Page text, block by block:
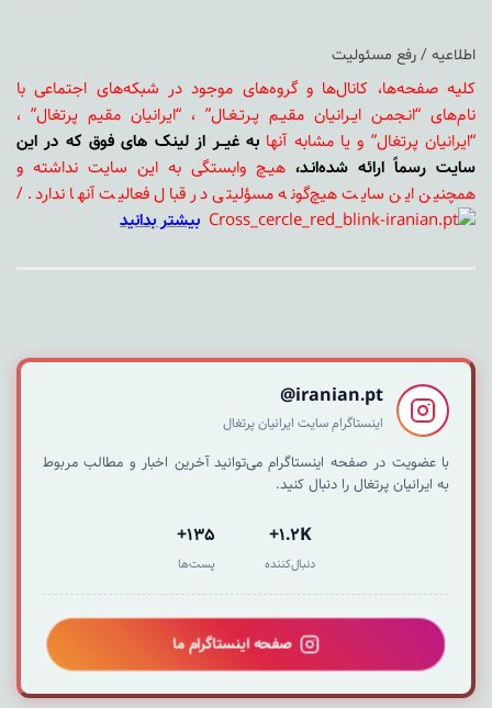
اطلاعیه / رفع مسئولیت
کلیه صفحه‌ها، کانال‌ها و گروه‌های موجود در شبکه‌های اجتماعی با
نام‌های “انـجمـن ایـرانیان مقیـم پـرتـغـال” ، “ایرانیان مقیم پرتغال” ،
“ایرانیان پرتغال” و یا مشابه آنهابه غیــر از لینک های فوق که در این
سایت رسماً ارائه شده‌انـد، هیـچ وابستگی به این سایت نداشته و
همچنین این سایت هیچ‌گونه مسؤلیتی در قبال فعالیت آنها ندارد. /
بیشتر بدانید
iranian.pt@
اینستاگرام سایت ایرانیان پرتغال
با عضویت در صفحه اینستاگرام می‌توانید آخرین اخبار و مطالب مربوط
به ایرانیان پرتغال را دنبال کنید.
1.2K+
دنبال‌کننده
135+
پست‌ها
صفحه اینستاگرام ما